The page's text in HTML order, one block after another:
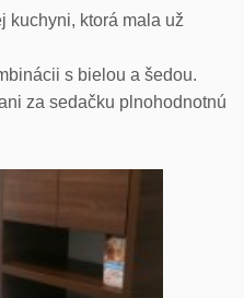
kuchyni, ktorá mala už
s bielou a šedou.
za sedačku plnohodnotnú